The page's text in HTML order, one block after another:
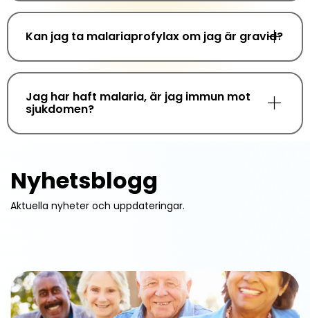
Kan jag ta malariaprofylax om jag är gravid?
Jag har haft malaria, är jag immun mot
sjukdomen?
Nyhetsblogg
Aktuella nyheter och uppdateringar.